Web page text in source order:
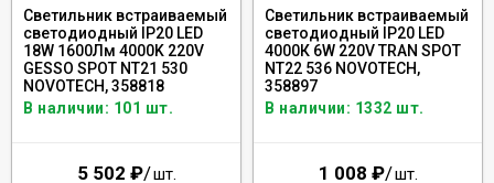
Светильник встраиваемый
светодиодный IP20 LED
18W 1600Лм 4000K 220V
GESSO SPOT NT21 530
NOVOTECH, 358818
В наличии: 101 шт.
5 502 ₽/шт.
Светильник встраиваемый
светодиодный IP20 LED
4000К 6W 220V TRAN SPOT
NT22 536 NOVOTECH,
358897
В наличии: 1332 шт.
1 008 ₽/шт.